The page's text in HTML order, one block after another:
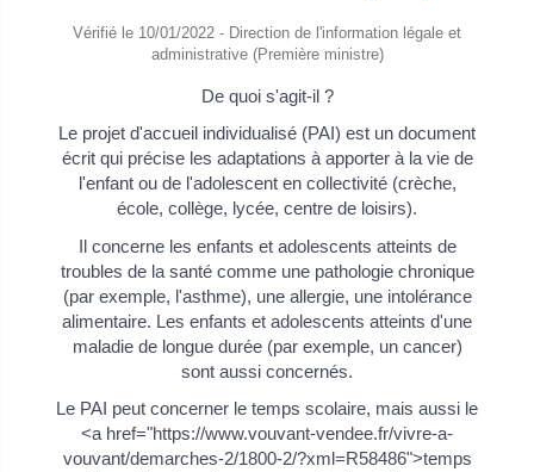
Vérifié le 10/01/2022 - Direction de l'information légale et
administrative (Première ministre)
De quoi s'agit-il ?
Le projet d'accueil individualisé (PAI) est un document
écrit qui précise les adaptations à apporter à la vie de
l'enfant ou de l'adolescent en collectivité (crèche,
école, collège, lycée, centre de loisirs).
Il concerne les enfants et adolescents atteints de
troubles de la santé comme une pathologie chronique
(par exemple, l'asthme), une allergie, une intolérance
alimentaire. Les enfants et adolescents atteints d'une
maladie de longue durée (par exemple, un cancer)
sont aussi concernés.
Le PAI peut concerner le temps scolaire, mais aussi le
<a href="https://www.vouvant-vendee.fr/vivre-a-
vouvant/demarches-2/1800-2/?xml=R58486">temps